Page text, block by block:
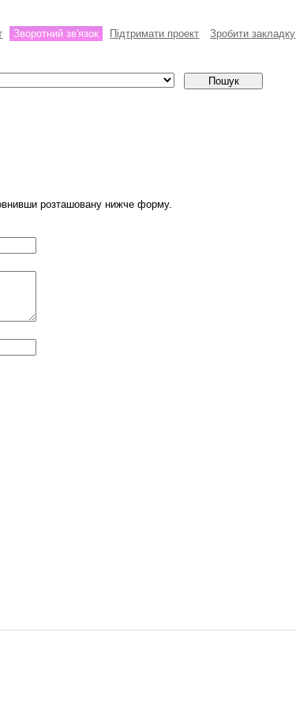
Зворотний зв'язок Пiдтримати проект Зробити закладку
розташовану нижче форму.